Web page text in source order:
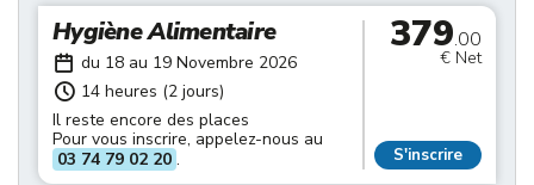
Hygiène Alimentaire
du 18 au 19 Novembre 2026
14 heures (2 jours)
Il reste encore des places
Pour vous inscrire, appelez-nous au
03 74 79 02 20 .
379.00
€ Net
S'inscrire